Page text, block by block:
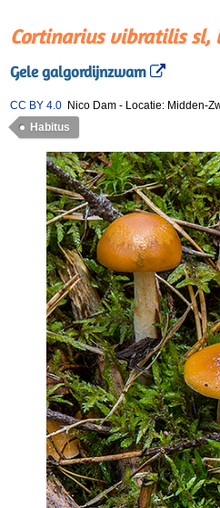
Cortinarius vibratilis sl,
Gele galgordijnzwam
CC BY 4.0 Nico Dam - Locatie: Midden-
Habitus